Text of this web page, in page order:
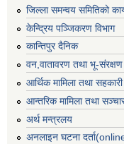
जिल्ला समन्वय समितिको
केन्द्रिय पञ्जिकरण विभाग
कान्तिपुर दैनिक
वन,वातावरण तथा भू-
आर्थिक मामिला तथा
आन्तरिक मामिला तथा
अर्थ मन्त्रलय
अनलाइन घटना